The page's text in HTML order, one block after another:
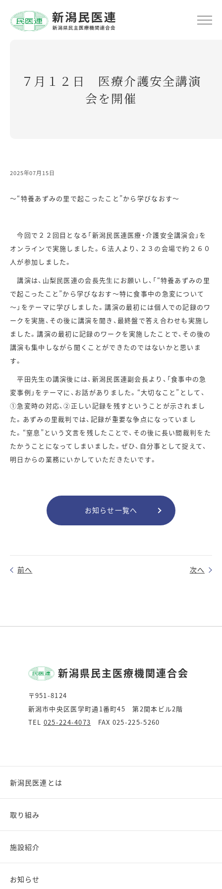
７月１２日 医療介護安全講演
会を開催
2025年07月15日
～“特養あずみの里で起こったこと”から学びなおす～
今回で２２回目となる「新潟民医連医療・介護安全講演会」を
オンラインで実施しました。６法人より、２３の会場で約２６０
人が参加しました。
講演は、山梨民医連の会長先生にお願いし、「“特養あずみの里
で起こったこと”から学びなおす～特に食事中の急変について
～」をテーマに学びしました。講演の最初には個人での記録のワ
ークを実施、その後に講演を聞き、最終盤で答え合わせも実施し
ました。講演の最初に記録のワークを実施したことで、その後の
講演も集中しながら聞くことができたのではないかと思いま
す。
平田先生の講演後には、新潟民医連副会長より、「食事中の急
変事例」をテーマに、お話がありました。“大切なこと”として、
①急変時の対応、②正しい記録を残すということが示されまし
た。あずみの里裁判では、記録が重要な争点になっていまし
た。“窒息”という文言を残したことで、その後に長い間裁判をた
たかうことになってしまいました。ぜひ、自分事として捉えて、
明日からの業務にいかしていただきたいです。
お知らせ一覧へ
前へ 次へ
新潟県民主医療機関連合会
〒951-8124
新潟市中央区医学町通1番町45 第2関本ビル2階
TEL 025-224-4073 FAX 025-225-5260
新潟民医連とは
取り組み
施設紹介
お知らせ